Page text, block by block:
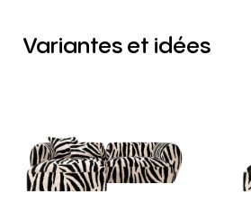
Varianteset idées